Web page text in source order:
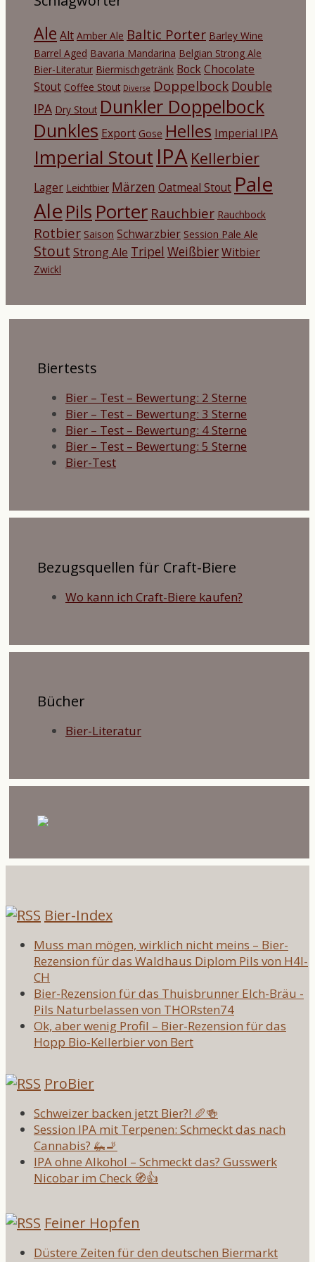
Ale Alt Amber Ale Baltic Porter Barley Wine
Barrel Aged Bavaria Mandarina Belgian Strong Ale
Bier-Literatur Biermischgetränk BockChocolate
Stout Coffee Stout Diverse Doppelbock Double
IPA Dry Stout Dunkler Doppelbock
Dunkles Export Gose Helles Imperial IPA
Imperial Stout IPA Kellerbier
Lager Leichtbier Märzen Oatmeal Stout Pale
Ale Pils Porter Rauchbier Rauchbock
Rotbier Saison Schwarzbier Session Pale Ale
Stout Strong Ale Tripel WeißbierWitbier
Zwickl
Biertests
Bier – Test – Bewertung: 2 Sterne
Bier – Test – Bewertung: 3 Sterne
Bier – Test – Bewertung: 4 Sterne
Bier – Test – Bewertung: 5 Sterne
Bier-Test
Bezugsquellen für Craft-Biere
Wo kann ich Craft-Biere kaufen?
Bücher
Bier-Literatur
Bier-Index
Muss man mögen, wirklich nicht meins – Bier-
Rezension für das Waldhaus Diplom Pils von H4l-
CH
Bier-Rezension für das Thuisbrunner Elch-Bräu -
Pils Naturbelassen von THORsten74
Ok, aber wenig Profil – Bier-Rezension für das
Hopp Bio-Kellerbier von Bert
ProBier
Schweizer backen jetzt Bier?! 🥖🍻
Session IPA mit Terpenen: Schmeckt das nach
Cannabis? 🦗🚬
IPA ohne Alkohol – Schmeckt das? Gusswerk
Nicobar im Check 🧭👍
Feiner Hopfen
Düstere Zeiten für den deutschen Biermarkt